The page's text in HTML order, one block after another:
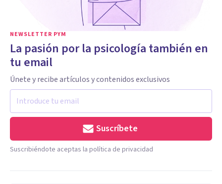
NEWSLETTER PYM
La pasión por la psicología también en
tu email
Únete y recibe artículos y contenidos exclusivos
Suscríbete
Suscribiéndote aceptas la política de privacidad